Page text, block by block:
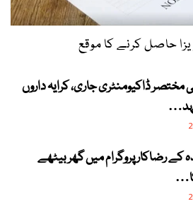
حاصل کرنے کا موقع
ڈاکیومنٹری جاری، کرایہ داروں
کے رضاکار پروگرام میں گھر بیٹھے